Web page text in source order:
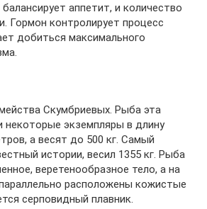
аппетит, и количество
Гормон контролирует процесс
добиться максимального
Скумбриевых. Рыба эта
некоторые экземпляры в длину
а весят до 500 кг. Самый
истории, весил 1355 кг. Рыба
веретенообразное тело, а на
расположены кожистые
серповидный плавник.